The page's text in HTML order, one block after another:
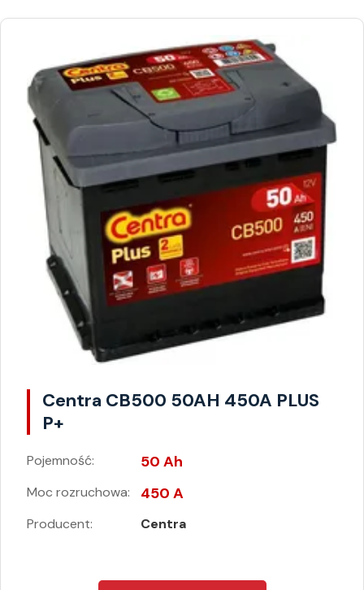
Centra CB500 50AH 450A PLUS
P+
Pojemność: 50 Ah
Moc rozruchowa: 450 A
Producent: Centra